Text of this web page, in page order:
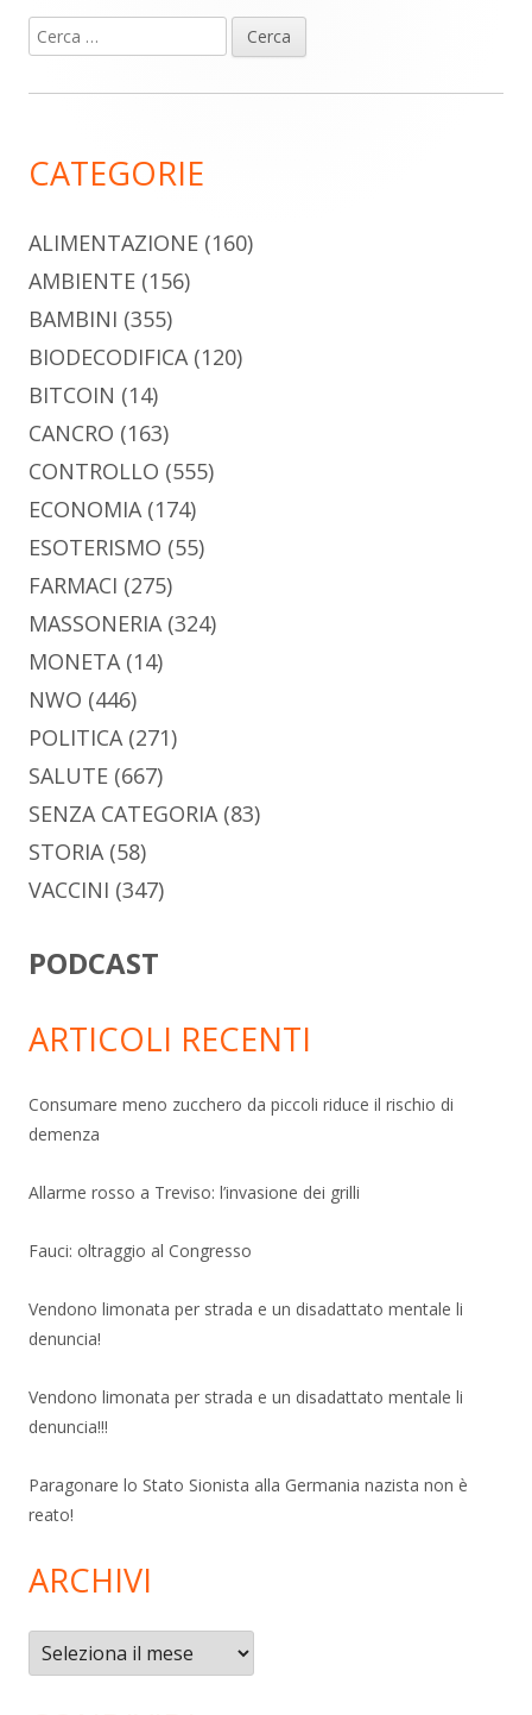
Barra
laterale
Ricerca
per:
CATEGORIE
ALIMENTAZIONE (160)
AMBIENTE (156)
BAMBINI (355)
BIODECODIFICA(120)
BITCOIN (14)
CANCRO (163)
CONTROLLO (555)
ECONOMIA(174)
ESOTERISMO (55)
FARMACI (275)
MASSONERIA(324)
MONETA(14)
NWO (446)
POLITICA(271)
SALUTE (667)
SENZA CATEGORIA(83)
STORIA(58)
VACCINI (347)
PODCAST
ARTICOLI RECENTI
Consumare meno zucchero da piccoli riduce il rischio di
demenza
Allarme rosso a Treviso: l’invasione dei grilli
Fauci: oltraggio al Congresso
Vendono limonata per strada e un disadattato mentale li
denuncia!
Vendono limonata per strada e un disadattato mentale li
denuncia!!!
Paragonare lo Stato Sionista alla Germania nazista non è
reato!
ARCHIVI
Archivi